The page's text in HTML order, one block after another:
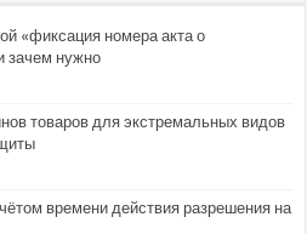
«фиксация номера акта о
зачем нужно
товаров для экстремальных видов
времени действия разрешения на